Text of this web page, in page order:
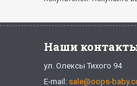
Наши
ул. Олексы Тихого 94
E-mail: sale@oops-